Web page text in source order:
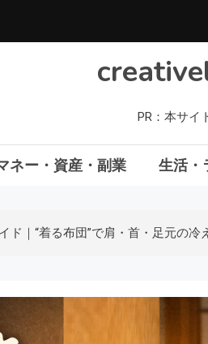
PR：本サイ
ネー・資産・副業 生活・
ド｜“着る布団”で肩・首・足元の